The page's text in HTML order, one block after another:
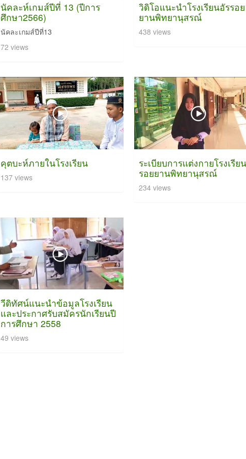
นัคละห์เกมส์ปีที่ 13 (ปีการ
ศึกษา2566)
นัคละเกมส์ปีที่13
72 views
วิดิโอแนะนำโรงเรียนอัรรอย
ยานพิทยานุสรณ์
438 views
คุตบะห์ภายในโรงเรียน
137 views
ระเบียบการแต่งกายโรงเรีย
รอยยานพิทยานุสรณ์
234 views
วีดิทัศน์แนะนำข้อมูลโรงเรียน
และประกาศรับสมัครนักเรียนปี
การศึกษา 2558
49 views